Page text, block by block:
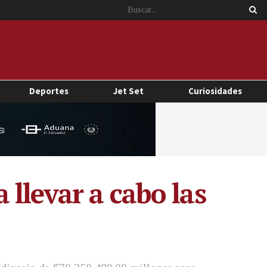
Deportes Jet Set Curiosidades
llevar a cabo las